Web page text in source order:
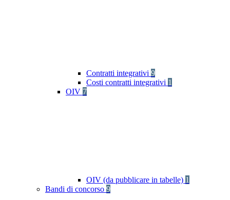
Contratti integrativi 9
Costi contratti integrativi 1
OIV 7
OIV (da pubblicare in tabelle) 1
Bandi di concorso 9